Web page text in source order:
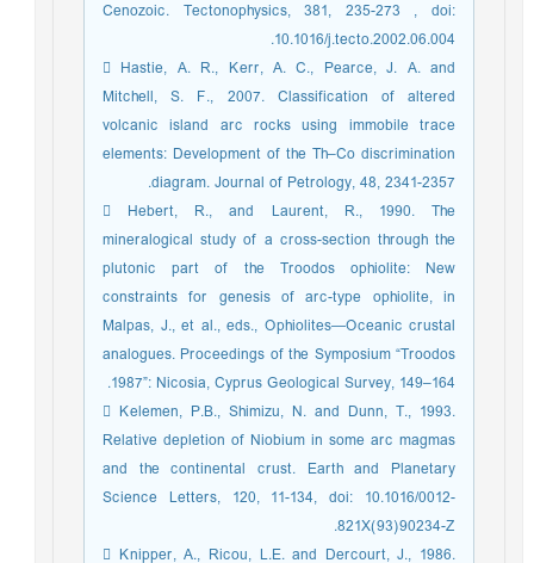
Cenozoic. Tectonophysics, 381, 235-273 , doi:
10.1016/j.tecto.2002.06.004.
 Hastie, A. R., Kerr, A. C., Pearce, J. A. and
Mitchell, S. F., 2007. Classification of altered
volcanic island arc rocks using immobile trace
elements: Development of the Th–Co discrimination
diagram. Journal of Petrology, 48, 2341-2357.
 Hebert, R., and Laurent, R., 1990. The
mineralogical study of a cross-section through the
plutonic part of the Troodos ophiolite: New
constraints for genesis of arc-type ophiolite, in
Malpas, J., et al., eds., Ophiolites—Oceanic crustal
analogues. Proceedings of the Symposium “Troodos
1987”: Nicosia, Cyprus Geological Survey, 149–164.
 Kelemen, P.B., Shimizu, N. and Dunn, T., 1993.
Relative depletion of Niobium in some arc magmas
and the continental crust. Earth and Planetary
Science Letters, 120, 11-134, doi: 10.1016/0012-
821X(93)90234-Z.
 Knipper, A., Ricou, L.E. and Dercourt, J., 1986.